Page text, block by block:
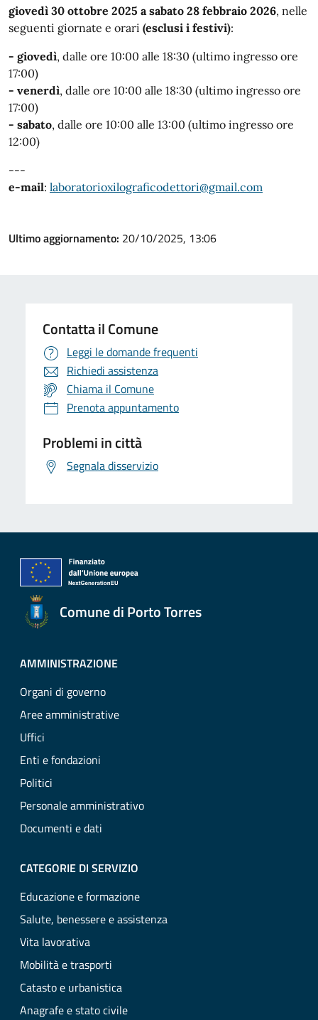
giovedì 30 ottobre 2025 a sabato 28 febbraio 2026, nelle
seguenti giornate e orari (esclusi i festivi):
- giovedì, dalle ore 10:00 alle 18:30 (ultimo ingresso ore
17:00)
- venerdì, dalle ore 10:00 alle 18:30 (ultimo ingresso ore
17:00)
- sabato, dalle ore 10:00 alle 13:00 (ultimo ingresso ore
12:00)
---
e-mail: laboratorioxilograficodettori@gmail.com
Ultimo aggiornamento: 20/10/2025, 13:06
Contatta il Comune
Leggi le domande frequenti
Richiedi assistenza
Chiama il Comune
Prenota appuntamento
Problemi in città
Segnala disservizio
Comune di Porto Torres
AMMINISTRAZIONE
Organi di governo
Aree amministrative
Uffici
Enti e fondazioni
Politici
Personale amministrativo
Documenti e dati
CATEGORIE DI SERVIZIO
Educazione e formazione
Salute, benessere e assistenza
Vita lavorativa
Mobilità e trasporti
Catasto e urbanistica
Anagrafe e stato civile